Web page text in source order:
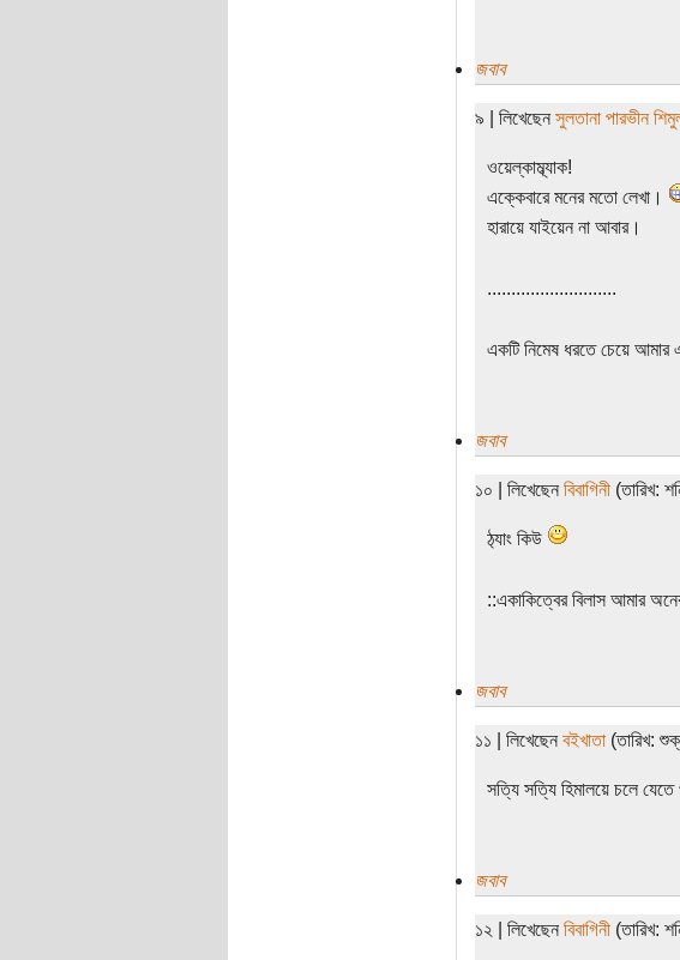
জবাব
৯ | লিখেছেন সুলতানা পারভীন
ওয়েল্কাম্ব্যাক!
এক্কেবারে মনের মতো লেখা।
হারায়ে যাইয়েন না আবার।
...........................
একটি নিমেষ ধরতে চেয়ে আমার
জবাব
১০ | লিখেছেন বিবাগিনী(তারিখ:
ঠ‌্যাং কিউ
‌‌::একাকিত্বের বিলাস আমার
জবাব
১১ | লিখেছেন বইখাতা(তারিখ:
সত্যি সত্যি হিমালয়ে চলে
জবাব
১২ | লিখেছেন বিবাগিনী(তারিখ: